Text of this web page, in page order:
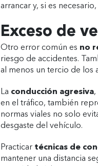
arrancar y, si es
Exceso de
Otro error común es no
riesgo de accidentes.
al menos un tercio de los
La conducción agresiva,
en el tráfico, también
normas viales no solo
desgaste del vehículo.
Practicar técnicas de
mantener una distancia